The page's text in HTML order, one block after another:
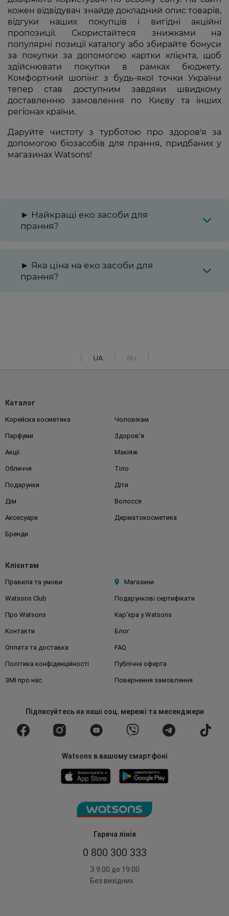
кожен відвідувач знайде докладний опис товарів,
відгуки наших покупців і вигідні акційні
пропозиції. Скористайтеся знижками на
популярні позиції каталогу або збирайте бонуси
за покупки за допомогою картки клієнта, щоб
здійснювати покупки в рамках бюджету.
Комфортний шопінг з будь-якої точки України
тепер став доступним завдяки швидкому
доставленню замовлення по Києву та інших
регіонах країни.
Даруйте чистоту з турботою про здоров'я за
допомогою біозасобів для прання, придбаних у
магазинах Watsons!
► Найкращі еко засоби для
прання?
► Яка ціна на еко засоби для
прання?
UA RU
Гаряча лінія
0 800 300 333
З 9:00 до 19:00
Без вихідних
Каталог
Корейска косметика Чоловікам
Парфуми Здоров'я
Акції Макіяж
Обличчя Тіло
Подарунки Діти
Дім Волосся
Аксесуари Дерматокосметика
Бренди
Клієнтам
Правила та умови Магазини
Watsons Club Подарункові сертифікати
Про Watsons Кар'єра у Watsons
Контакти Блог
Оплата та доставка FAQ
Політика конфіденційності Публічна оферта
ЗМІ про нас Повернення замовлення
Підписуйтесьна наші соц. мережі та месенджери
Watsons в вашому смартфоні